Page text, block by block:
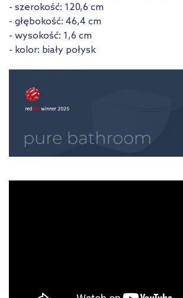
- szerokość: 120,6 cm
- głębokość: 46,4 cm
- wysokość: 1,6 cm
- kolor: biały połysk